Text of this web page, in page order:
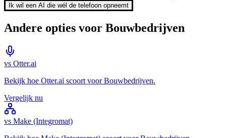
Ik wil een AI die wél de telefoon opneemt
Andere opties voor Bouwbedrijven
vs Otter.ai
Bekijk hoe Otter.ai scoort voorBouwbedrijven.
Vergelijk nu
vs Make (Integromat)